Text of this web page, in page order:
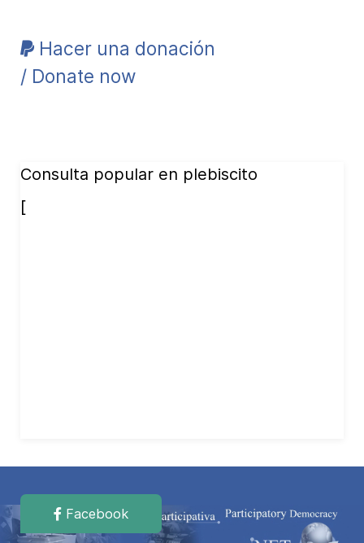
Hacer una donación
/ Donate now
Consulta popular en plebiscito
[
Facebook